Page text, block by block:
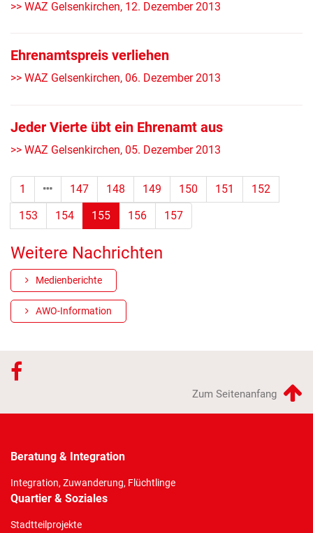
>> WAZ Gelsenkirchen, 12. Dezember 2013
Ehrenamtspreis verliehen
>> WAZ Gelsenkirchen, 06. Dezember 2013
Jeder Vierte übt ein Ehrenamt aus
>> WAZ Gelsenkirchen, 05. Dezember 2013
1 147 148 149 150 151
152
153
154 155(Standort)
156 157
Weitere Nachrichten
Medienberichte
AWO-Information
Zum Seitenanfang
Beratung & Integration
Integration, Zuwanderung, Flüchtlinge
Quartier & Soziales
Stadtteilprojekte